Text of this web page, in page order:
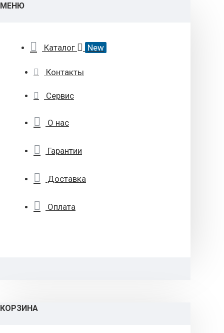
МЕНЮ
Каталог New
Контакты
Сервис
О нас
Гарантии
Доставка
Оплата
КОРЗИНА